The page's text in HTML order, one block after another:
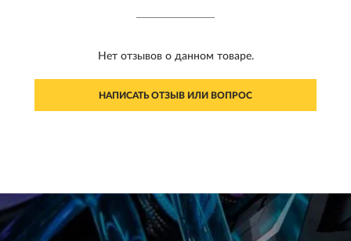
Нет отзывов о данном товаре.
НАПИСАТЬ ОТЗЫВ ИЛИ ВОПРОС